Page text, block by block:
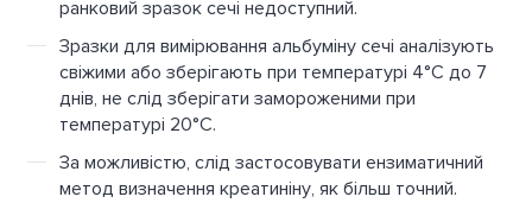
ранковий зразок сечі недоступний.
Зразки для вимірювання альбуміну сечі аналізують
свіжими або зберігають при температурі 4°C до 7
днів, не слід зберігати замороженими при
температурі 20°C.
За можливістю, слід застосовувати ензиматичний
метод визначення креатиніну, як більш точний.